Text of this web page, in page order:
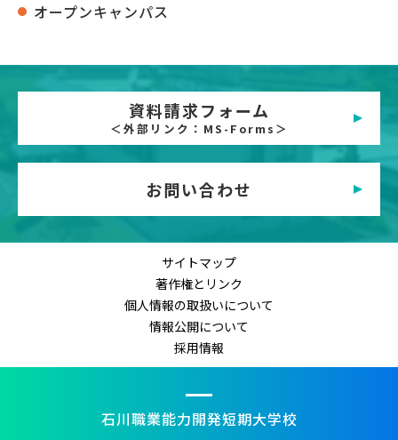
オープンキャンパス
資料請求フォーム
＜外部リンク：MS-Forms＞
お問い合わせ
サイトマップ
著作権とリンク
個人情報の取扱いについて
情報公開について
採用情報
石川職業能力開発短期大学校